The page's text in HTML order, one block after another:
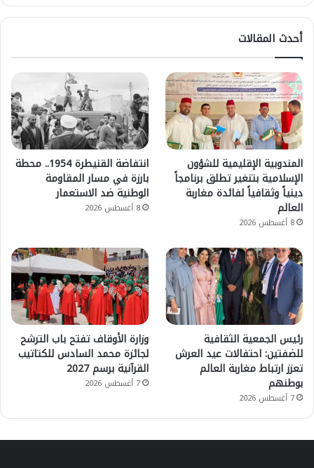
أحدث المقالات
المندوبية الإقليمية للشؤون
الإسلامية بتنغير تطلق برنامجاً
دينياً وثقافياً لفائدة مغاربة
العالم
8 أغسطس 2026
انتفاضة القنيطرة 1954.. محطة
بارزة في مسار المقاومة
الوطنية ضد الاستعمار
8 أغسطس 2026
رئيس الجمعية الثقافية
للضفتين: احتفالات عيد العرش
تعزز ارتباط مغاربة العالم
بوطنهم
7 أغسطس 2026
وزارة الأوقاف تفتح باب الترشح
لجائزة محمد السادس للكتاتيب
القرآنية برسم 2027
7 أغسطس 2026